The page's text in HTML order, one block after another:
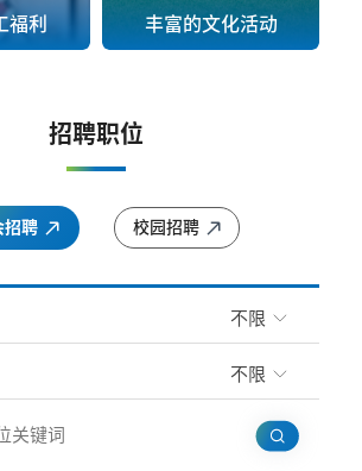
福利 丰富的文化活动
招聘职位
招聘 校园招聘
不限
不限